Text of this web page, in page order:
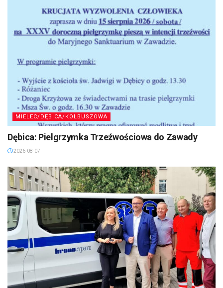
MIELEC/DĘBICA/KOLBUSZOWA
Dębica: Pielgrzymka Trzeźwościowa do Zawady
2026-08-07